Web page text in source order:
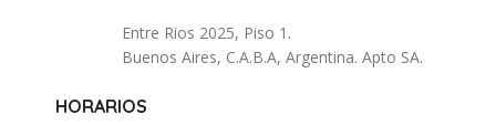
Entre Rios 2025, Piso 1.
Buenos Aires, C.A.B.A, Argentina. Apto SA.
HORARIOS